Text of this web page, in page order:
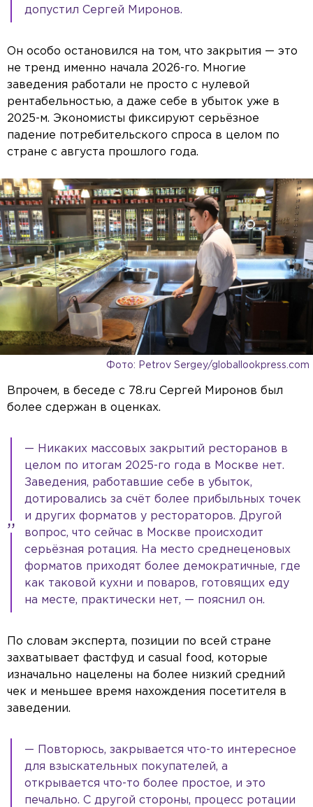
допустил Сергей Миронов.
Он особо остановился на том, что закрытия — это
не тренд именно начала 2026-го. Многие
заведения работали не просто с нулевой
рентабельностью, а даже себе в убыток уже в
2025-м. Экономисты фиксируют серьёзное
падение потребительского спроса в целом по
стране с августа прошлого года.
Фото: Petrov Sergey/globallookpress.com
Впрочем, в беседе с 78.ru Сергей Миронов был
более сдержан в оценках.
— Никаких массовых закрытий ресторанов в
целом по итогам 2025-го года в Москве нет.
Заведения, работавшие себе в убыток,
дотировались за счёт более прибыльных точек
и других форматов у рестораторов. Другой
вопрос, что сейчас в Москве происходит
серьёзная ротация. На место среднеценовых
форматов приходят более демократичные, где
как таковой кухни и поваров, готовящих еду
на месте, практически нет, — пояснил он.
По словам эксперта, позиции по всей стране
захватывает фастфуд и casual food, которые
изначально нацелены на более низкий средний
чек и меньшее время нахождения посетителя в
заведении.
— Повторюсь, закрывается что-то интересное
для взыскательных покупателей, а
открывается что-то более простое, и это
печально. С другой стороны, процесс ротации